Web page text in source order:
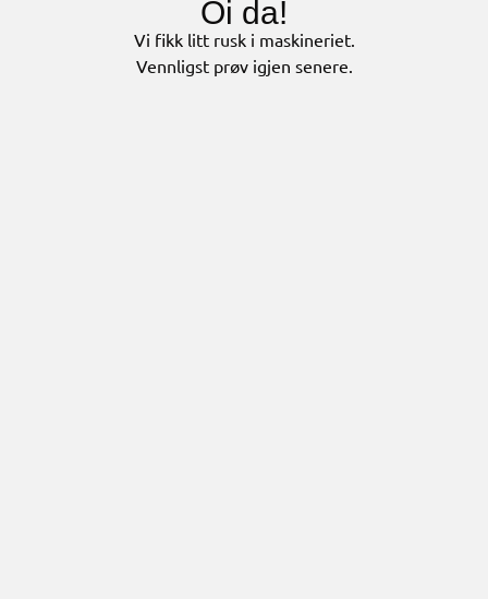
Oi da!
Vi fikk litt rusk i maskineriet.
Vennligst prøv igjen senere.